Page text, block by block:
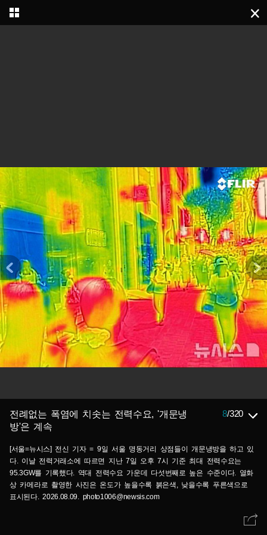
전례없는 폭염에 치솟는 전력수요, '개문냉
방'은 계속
8/320
[서울=뉴시스] 전신 기자 = 9일 서울 명동거리 상점들이 개문냉방을 하고 있
다. 이날 전력거래소에 따르면 지난 7일 오후 7시 기준 최대 전력수요는
95.3GW를 기록했다. 역대 전력수요 가운데 다섯번째로 높은 수준이다. 열화
상 카메라로 촬영한 사진은 온도가 높을수록 붉은색, 낮을수록 푸른색으로
표시된다. 2026.08.09. photo1006@newsis.com